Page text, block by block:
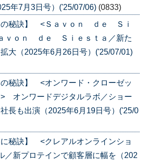
年7月3日号）('25/07/06) (0833)
の秘訣】 <Ｓａｖｏｎ ｄｅ Ｓｉ
ｖｏｎ ｄｅ Ｓｉｅｓｔａ／新た
大（2025年6月26日号）('25/07/01)
の秘訣】 <オンワード・クローゼッ
> オンワードデジタルラボ／ショー
社長も出演（2025年6月19日号）('25/0
に秘訣】 <クレアルオンラインショ
新プロテインで顧客層に幅を（202